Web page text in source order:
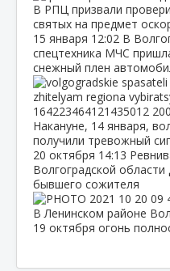
В РПЦ призвали
святых на предмет
15 января 12:02 В
спецтехника МЧС
снежный плен
Накануне, 14 января,
получили тревожный
20 октября 14:13
Волгоградской
бывшего сожителя
В Ленинском районе
19 октября огонь